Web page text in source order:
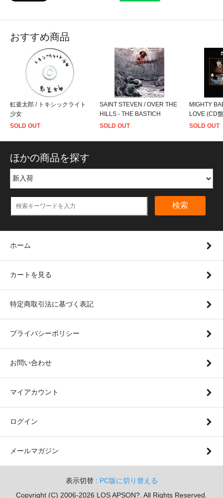
おすすめ商品
虹釜太郎 / トキシックライト
少女
SOLD OUT
SAINT STEVEN / OVER THE
HILLS - THE BASTICH
SOLD OUT
MIGHTY
LOVE (CD
SOLD OUT
ほかの商品を探す
検索
ホーム
カートを見る
特定商取引法に基づく表記
プライバシーポリシー
お問い合わせ
マイアカウント
ログイン
メールマガジン
表示切替 : PC版に切り替える
Copyright (C) 2006-2026 LOS APSON?. All Rights Reserved.